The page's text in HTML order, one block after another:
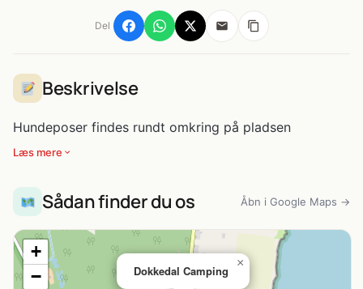
Del
Beskrivelse
Hundeposer findes rundt omkring på pladsen
Læs mere
Sådan finder du os Åbn i Google Maps →
Dokkedal Camping
×
+
−